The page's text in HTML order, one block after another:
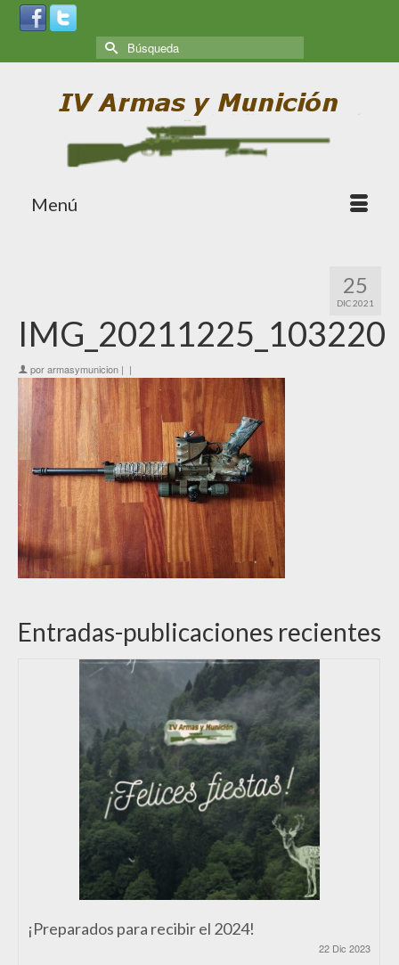
Menú
25
DIC 2021
IMG_20211225_103220
porarmasymunicion | |
Entradas-publicaciones recientes
¡Preparados para recibir el 2024!
22 Dic 2023